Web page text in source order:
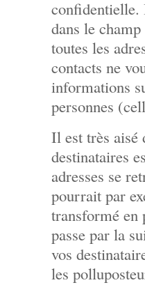
confidentielle.
dans le
toutes les
contacts ne
informations
personnes
Il est très aisé
destinataires
adresses se
pourrait par
transformé en
passe par la
vos
les